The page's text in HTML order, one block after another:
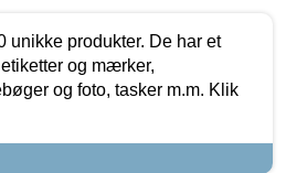
unikke produkter. De har et
og mærker,
og foto, tasker m.m. Klik